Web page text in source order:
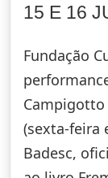
15 E 16
Fundação
Campigotto
(sexta-feira
Badesc,